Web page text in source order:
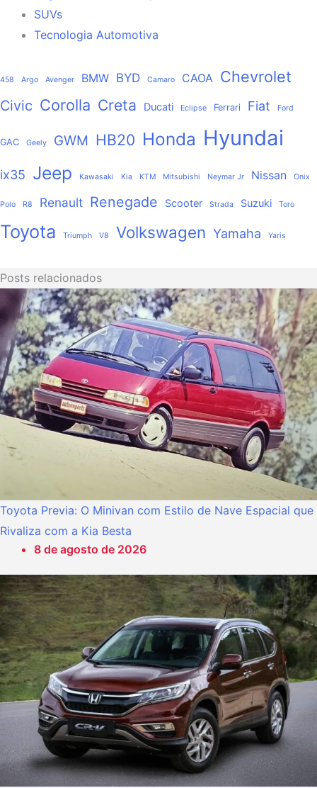
SUVs
Tecnologia Automotiva
458 Argo Avenger BMW BYD Camaro CAOA Chevrolet
Civic Corolla Creta Ducati Eclipse Ferrari Fiat Ford
GAC Geely GWM HB20 Honda Hyundai
ix35 Jeep Kawasaki Kia KTM Mitsubishi Neymar Jr Nissan Onix
Polo R8 Renault Renegade Scooter Strada Suzuki Toro
Toyota Triumph V8 Volkswagen Yamaha Yaris
Posts relacionados
Toyota Previa: O Minivan com Estilo de Nave Espacial que
Rivaliza com a Kia Besta
8 de agosto de 2026